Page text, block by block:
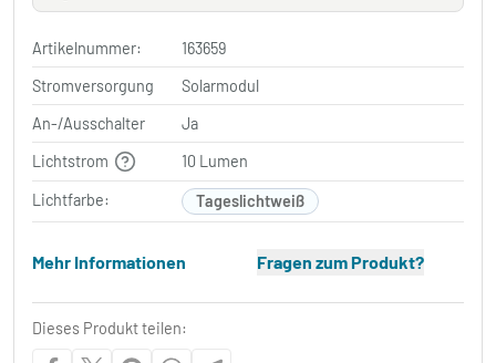
Artikelnummer:
163659
Stromversorgung
Solarmodul
An-/Ausschalter
Ja
Lichtstrom
10 Lumen
Lichtfarbe: Tageslichtweiß
Mehr Informationen Fragen zum Produkt?
Dieses Produkt teilen: